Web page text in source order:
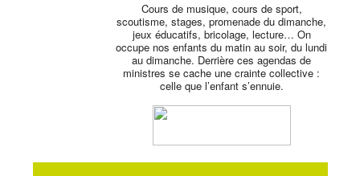
Cours de musique, cours de sport,
scoutisme, stages, promenade du dimanche,
jeux éducatifs, bricolage, lecture… On
occupe nos enfants du matin au soir, du lundi
au dimanche. Derrière ces agendas de
ministres se cache une crainte collective :
celle que l’enfant s’ennuie.